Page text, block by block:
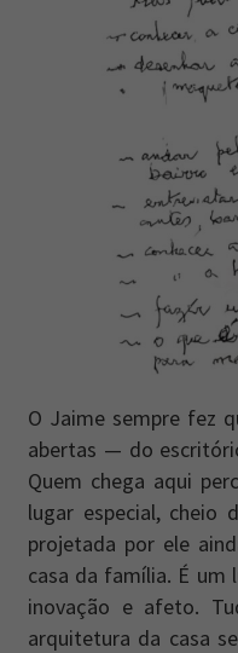
INSCREVER-SE
O Jaime sempre fez
abertas — do
Quem chega aqui
lugar especial, cheio
projetada por ele
casa da família. É um
inovação e afeto.
arquitetura da casa